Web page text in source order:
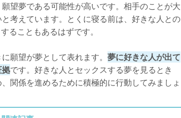
望夢である可能性が高いです。相手のことが大
考えています。とくに寝る前は、好きな人との
ることもあるはずです。
願望が夢として表れます。 夢に好きな人が出て
拠です。好きな人とセックスする夢を見るとき
関係を進めるために積極的に行動してみましょ